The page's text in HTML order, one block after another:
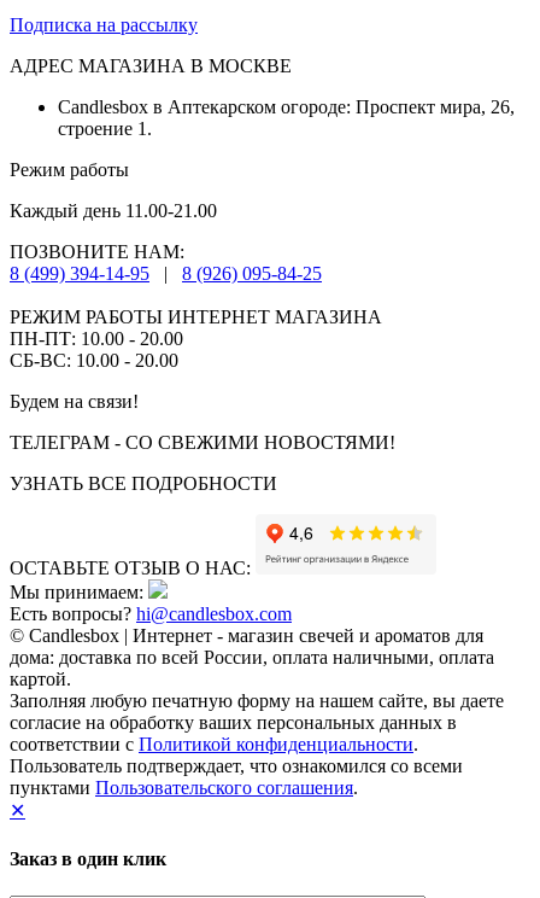
Подписка на рассылку
АДРЕС МАГАЗИНА В МОСКВЕ
Candlesbox в Аптекарском огороде: Проспект мира, 26,
строение 1.
Режим работы
Каждый день 11.00-21.00
ПОЗВОНИТЕ НАМ:
8 (499) 394-14-95
| 8 (926) 095-84-25
РЕЖИМ РАБОТЫ ИНТЕРНЕТ МАГАЗИНА
ПН-ПТ: 10.00 - 20.00
СБ-ВС: 10.00 - 20.00
Будем на связи!
ТЕЛЕГРАМ - СО СВЕЖИМИ НОВОСТЯМИ!
УЗНАТЬ ВСЕ ПОДРОБНОСТИ
ОСТАВЬТЕ ОТЗЫВ О НАС:
Мы принимаем:
Есть вопросы? hi@candlesbox.com
© Candlesbox | Интернет - магазин свечей и ароматов для
дома: доставка по всей России, оплата наличными, оплата
картой.
Заполняя любую печатную форму на нашем сайте, вы даете
согласие на обработку ваших персональных данных в
соответствии с Политикой конфиденциальности.
Пользователь подтверждает, что ознакомился со всеми
пунктами Пользовательского соглашения.
✕
Заказ в один клик